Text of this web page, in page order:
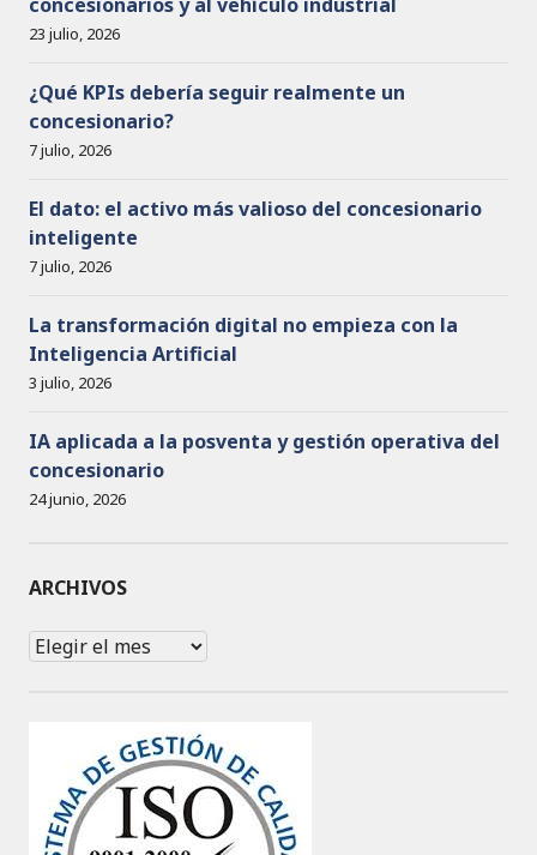
concesionarios y al vehículo industrial
23 julio, 2026
¿Qué KPIs debería seguir realmente un
concesionario?
7 julio, 2026
El dato: el activo más valioso del concesionario
inteligente
7 julio, 2026
La transformación digital no empieza con la
Inteligencia Artificial
3 julio, 2026
IA aplicada a la posventa y gestión operativa del
concesionario
24 junio, 2026
ARCHIVOS
Archivos